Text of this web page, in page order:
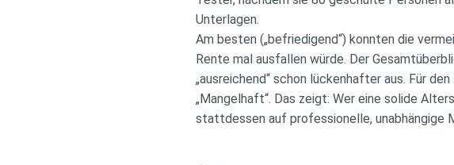
Unterlagen.
Am besten („befriedigend“) konnten die
Rente mal ausfallen würde. Der
„ausreichend“ schon lückenhafter aus. Für
„Mangelhaft“. Das zeigt: Wer eine solide
stattdessen auf professionelle, unabhängige